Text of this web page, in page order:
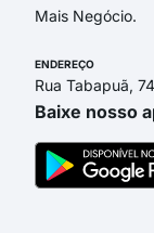
Mais Negócio.
ENDEREÇO
Rua Tabapuã,
Baixe nosso